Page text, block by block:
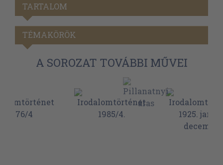
TARTALOM
TÉMAKÖRÖK
A SOROZAT TOVÁBBI MŰVEI